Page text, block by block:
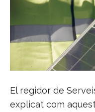
El regidor de
explicat com